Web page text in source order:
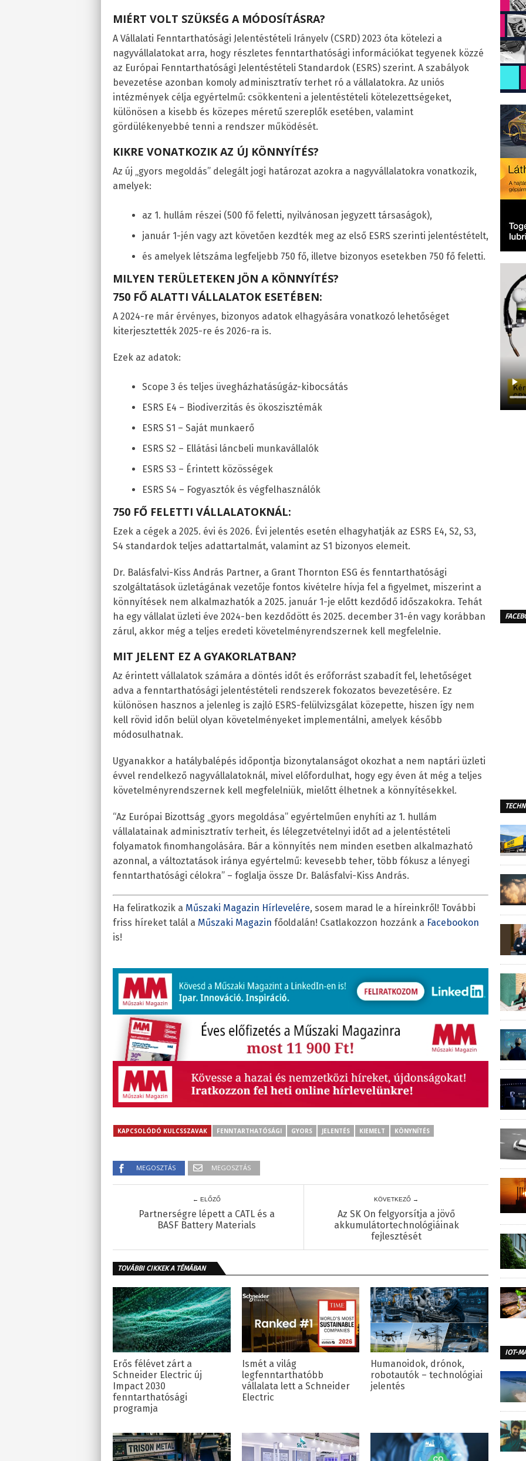
MIÉRT VOLT SZÜKSÉG A MÓDOSÍTÁSRA?
A Vállalati Fenntarthatósági Jelentéstételi Irányelv (CSRD) 2023 óta kötelezi a
nagyvállalatokat arra, hogy részletes fenntarthatósági információkat tegyenek közzé
az Európai Fenntarthatósági Jelentéstételi Standardok (ESRS) szerint. A szabályok
bevezetése azonban komoly adminisztratív terhet ró a vállalatokra. Az uniós
intézmények célja egyértelmű: csökkenteni a jelentéstételi kötelezettségeket,
különösen a kisebb és közepes méretű szereplők esetében, valamint
gördülékenyebbé tenni a rendszer működését.
KIKRE VONATKOZIK AZ ÚJ KÖNNYÍTÉS?
Az új „gyors megoldás” delegált jogi határozat azokra a nagyvállalatokra vonatkozik,
amelyek:
az 1. hullám részei (500 fő feletti, nyilvánosan jegyzett társaságok),
január 1-jén vagy azt követően kezdték meg az első ESRS szerinti jelentéstételt,
és amelyek létszáma legfeljebb 750 fő, illetve bizonyos esetekben 750 fő feletti.
MILYEN TERÜLETEKEN JÖN A KÖNNYÍTÉS?
750 FŐ ALATTI VÁLLALATOK ESETÉBEN:
A 2024-re már érvényes, bizonyos adatok elhagyására vonatkozó lehetőséget
kiterjesztették 2025-re és 2026-ra is.
Ezek az adatok:
Scope 3 és teljes üvegházhatásúgáz-kibocsátás
ESRS E4 – Biodiverzitás és ökoszisztémák
ESRS S1 – Saját munkaerő
ESRS S2 – Ellátási láncbeli munkavállalók
ESRS S3 – Érintett közösségek
ESRS S4 – Fogyasztók és végfelhasználók
750 FŐ FELETTI VÁLLALATOKNÁL:
Ezek a cégek a 2025. évi és 2026. Évi jelentés esetén elhagyhatják az ESRS E4, S2, S3,
S4 standardok teljes adattartalmát, valamint az S1 bizonyos elemeit.
Dr. Balásfalvi-Kiss András Partner, a Grant Thornton ESG és fenntarthatósági
szolgáltatások üzletágának vezetője fontos kivételre hívja fel a figyelmet, miszerint a
könnyítések nem alkalmazhatók a 2025. január 1-je előtt kezdődő időszakokra. Tehát
ha egy vállalat üzleti éve 2024-ben kezdődött és 2025. december 31-én vagy korábban
zárul, akkor még a teljes eredeti követelményrendszernek kell megfelelnie.
MIT JELENT EZ A GYAKORLATBAN?
Az érintett vállalatok számára a döntés időt és erőforrást szabadít fel, lehetőséget
adva a fenntarthatósági jelentéstételi rendszerek fokozatos bevezetésére. Ez
különösen hasznos a jelenleg is zajló ESRS-felülvizsgálat közepette, hiszen így nem
kell rövid időn belül olyan követelményeket implementálni, amelyek később
módosulhatnak.
Ugyanakkor a hatálybalépés időpontja bizonytalanságot okozhat a nem naptári üzleti
évvel rendelkező nagyvállalatoknál, mivel előfordulhat, hogy egy éven át még a teljes
követelményrendszernek kell megfelelniük, mielőtt élhetnek a könnyítésekkel.
“Az Európai Bizottság „gyors megoldása” egyértelműen enyhíti az 1. hullám
vállalatainak adminisztratív terheit, és lélegzetvételnyi időt ad a jelentéstételi
folyamatok finomhangolására. Bár a könnyítés nem minden esetben alkalmazható
azonnal, a változtatások iránya egyértelmű: kevesebb teher, több fókusz a lényegi
fenntarthatósági célokra” – foglalja össze Dr. Balásfalvi-Kiss András.
Ha feliratkozik a Műszaki Magazin Hírlevelére, sosem marad le a híreinkről! További
friss híreket talál a Műszaki Magazin főoldalán! Csatlakozzon hozzánk a Facebookon
is!
KAPCSOLÓDÓ KULCSSZAVAK FENNTARTHATÓSÁGI GYORS JELENTÉS KIEMELT KÖNYNÍTÉS
MEGOSZTÁS MEGOSZTÁS
← ELŐZŐ
Partnerségre lépett a CATL és a
BASF Battery Materials
KÖVETKEZŐ →
Az SK On felgyorsítja a jövő
akkumulátortechnológiáinak
fejlesztését
TOVÁBBI CIKKEK A TÉMÁBAN
Erős félévet zárt a
Schneider Electric új
Impact 2030
fenntarthatósági
programja
Ismét a világ
legfenntarthatóbb
vállalata lett a Schneider
Electric
Humanoidok, drónok,
robotautók – technológiai
jelentés
IOT-